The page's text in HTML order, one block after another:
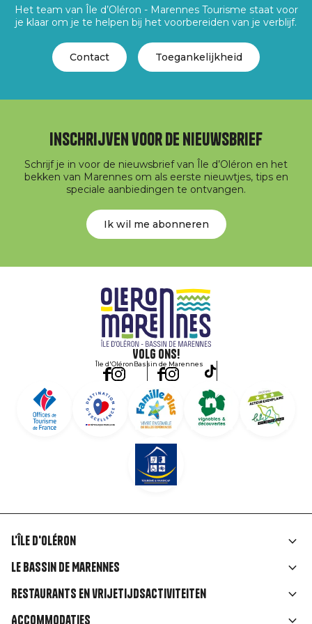
Het team van Île d’Oléron - Marennes Tourisme staat voor
je klaar om je te helpen bij het voorbereiden van je verblijf.
Contact Toegankelijkheid
Inschrijven voor de nieuwsbrief
Schrijf je in voor de nieuwsbrief van Île d’Oléron en het
bekken van Marennes om als eerste nieuwtjes, tips en
speciale aanbiedingen te ontvangen.
Ik wil me abonneren
Volg ons!
Île d'OléronBassin de Marennes
Liens
rubriques
L'île d'Oléron
Le Bassin de Marennes
Restaurants en vrijetijdsactiviteiten
Accommodaties